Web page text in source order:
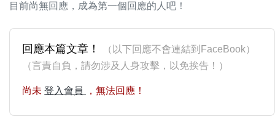
目前尚無回應，成為第一個回應的人吧！
回應本篇文章！
（以下回應不會連結到FaceBook）
（言責自負，請勿涉及人身攻擊，以免挨告！）
尚未 登入會員 ，無法回應！